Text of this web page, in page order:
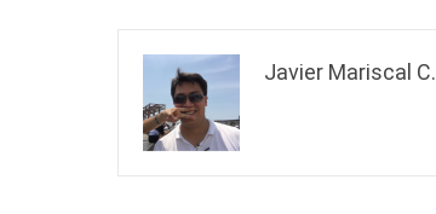
Javier Mariscal C.